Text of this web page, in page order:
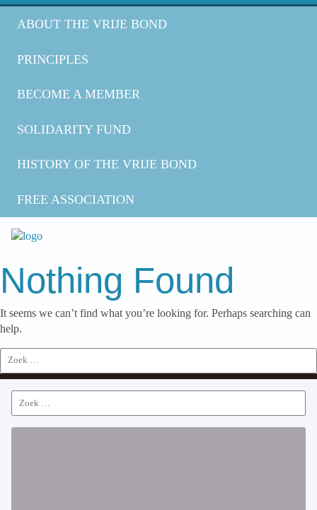
ABOUT THE VRIJE BOND
PRINCIPLES
BECOME A MEMBER
SOLIDARITY FUND
HISTORY OF THE VRIJE BOND
FREE ASSOCIATION
Nothing Found
It seems we can’t find what you’re looking for. Perhaps searching can
help.
Search
for:
Search
for: